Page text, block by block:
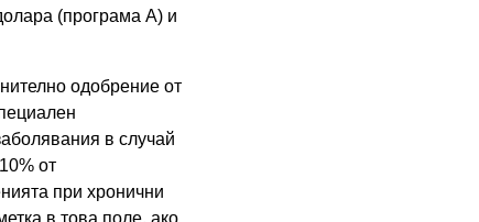
(програма А) и
одобрение от
в случай
от
при хронични
в това поле, ако